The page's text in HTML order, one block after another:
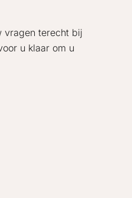
vragen terecht bij
u klaar om u